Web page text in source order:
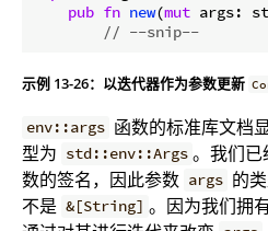
pub fn new(mut args:
// --snip--
示例 13-26：以迭代器作为参数更新
env::args 函数的标准库文档
型为 std::env::Args 。我们已
数的签名，因此参数 args 的
不是 &[String] 。因为我们拥